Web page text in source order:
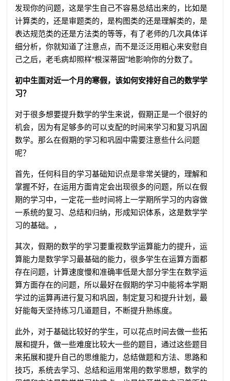
发现你的问题，这是学生自己不容易总结出来的，比如是
计算类的，还是审题类的，是构图类的还是理解类的，是
表达规范类的还是方法类的等等，有了老师的几次具体详
细分析，你就知道了注意点，而不是泛泛用粗心来安慰自
己之后，老毛病却照样“根深蒂固”地影响你的分数了。
初中生面对近一个月的寒假，该如何安排好自己的数学学
习？
对于很多想要提升数学的学生来说，假期正是一个很好的
机会，因为有足够多的可以支配的时间来学习和复习巩固
数学。那么在假期的学习和巩固中需要注意些什么问题
呢？
首先，任何科目的学习基础知识点是非常关键的，理解和
掌握不好，在运用方面肯定会出现很多的问题，所以在假
期的学习中，一定花一些时间将上一学期所学习的内容做
一系统的复习、总结和归纳，形成知识体系，这是数学学
习的基础。，
其次，假期的数学的学习要重视数学运算能力的提升，运
算能力是数学学习最基础的能力，很多学生在运算方面都
存在问题，计算速度慢和准确率低是大部分学生在数学运
算方面存在的问题，所以最好在假期的学习中能将本学期
学过的运算再进行复习和巩固，制定复习和提升计划，最
好能每天坚持练习几道题目，不断提升熟练度。
此外，对于基础比较好的学生，可以花点时间去做一些拓
展和提升，做一些难度比较大一些的题目，通过这些题目
来拓展和提升自己的思维能力，总结做题和方法、思路和
技巧，系统去学习、总结和运用常用的数学思想，数学的